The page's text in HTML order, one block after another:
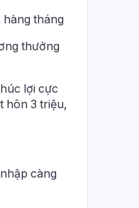
hàng tháng
thưởng
lợi cực
hôn 3 triệu,
càng